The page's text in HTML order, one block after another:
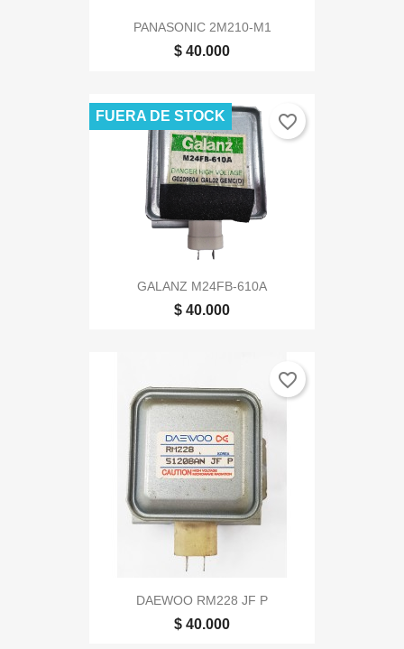
PANASONIC 2M210-M1
$ 40.000
GALANZ M24FB-610A
$ 40.000
FUERA DE STOCK favorite_border
DAEWOO RM228 JF P
$ 40.000
favorite_border